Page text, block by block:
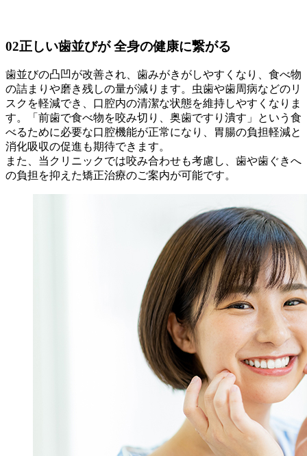
02正しい歯並びが 全身の健康に繋がる
歯並びの凸凹が改善され、歯みがきがしやすくなり、食べ物
の詰まりや磨き残しの量が減ります。虫歯や歯周病などのリ
スクを軽減でき、口腔内の清潔な状態を維持しやすくなりま
す。「前歯で食べ物を咬み切り、奥歯ですり潰す」という食
べるために必要な口腔機能が正常になり、胃腸の負担軽減と
消化吸収の促進も期待できます。
また、当クリニックでは咬み合わせも考慮し、歯や歯ぐきへ
の負担を抑えた矯正治療のご案内が可能です。